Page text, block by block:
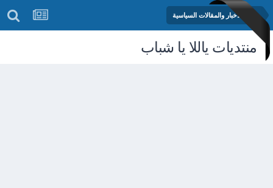
منتدى الأخبار والمقالات السياسية
منتديات ياللا يا شباب